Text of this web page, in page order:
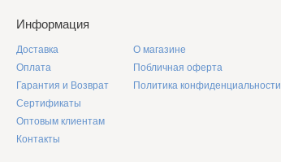
Информация
Доставка
Оплата
Гарантия и Возврат
Сертификаты
Оптовым клиентам
Контакты
О магазине
Побличная оферта
Политика конфиденциальности